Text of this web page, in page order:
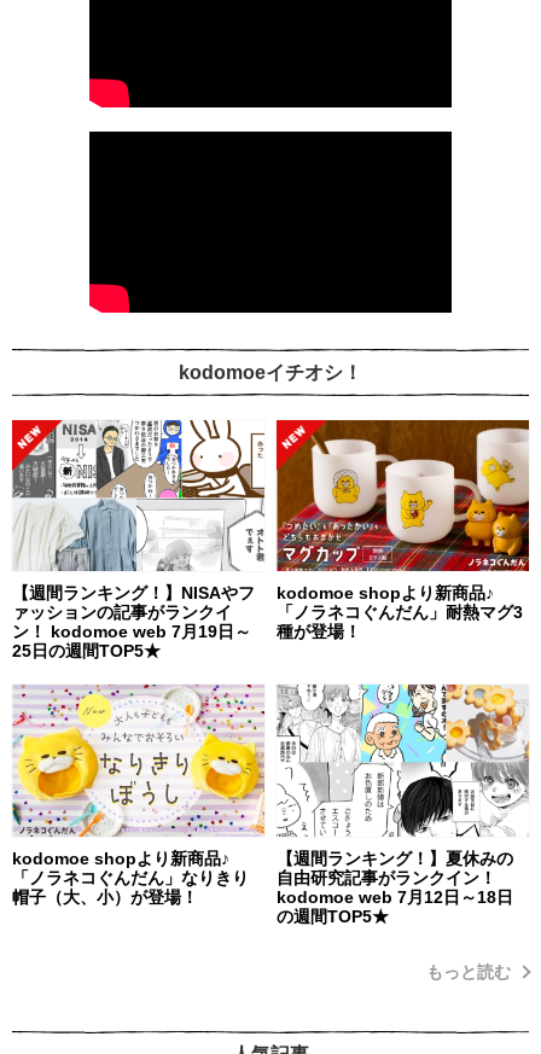
kodomoeイチオシ！
【週間ランキング！】NISAやフ
ァッションの記事がランクイ
ン！ kodomoe web 7月19日～
25日の週間TOP5★
kodomoe shopより新商品♪
「ノラネコぐんだん」耐熱マグ3
種が登場！
kodomoe shopより新商品♪
「ノラネコぐんだん」なりきり
帽子（大、小）が登場！
【週間ランキング！】夏休みの
自由研究記事がランクイン！
kodomoe web 7月12日～18日
の週間TOP5★
もっと読む